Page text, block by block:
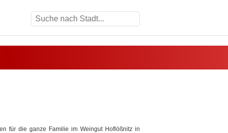
für die ganze Familie im Weingut Hoflößnitz in